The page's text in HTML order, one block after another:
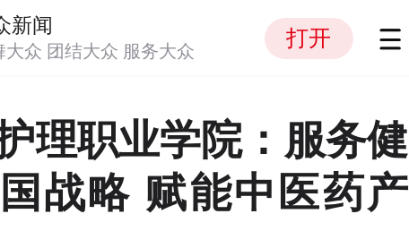
新闻
大众 团结大众 服务大众 打开
理职业学院：服务健
战略 赋能中医药产